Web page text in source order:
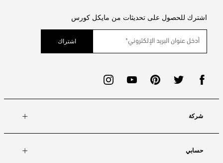
اشترك للحصول على تحديثات من مايكل كورس
اشتراك
شركة
حسابي